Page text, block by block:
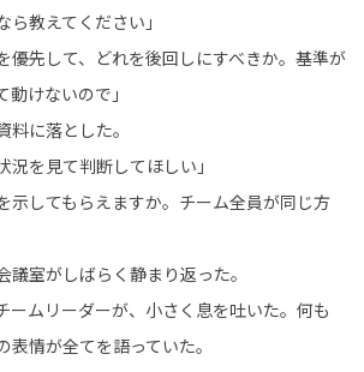
ら教えてください」
優先して、どれを後回しにすべきか。基準が
けないので」
に落とした。
を見て判断してほしい」
示してもらえますか。チーム全員が同じ方
議室がしばらく静まり返った。
ームリーダーが、小さく息を吐いた。何も
情が全てを語っていた。